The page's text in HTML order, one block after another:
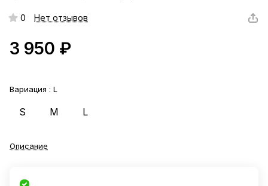
0 Нет отзывов
3 950 ₽
Вариация : L
S M L
Описание